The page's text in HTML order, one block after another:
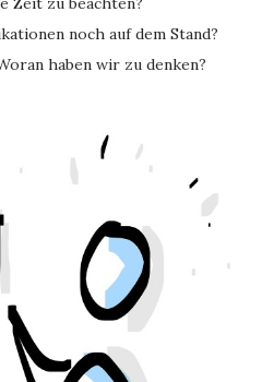
noch auf dem Stand?
haben wir zu denken?